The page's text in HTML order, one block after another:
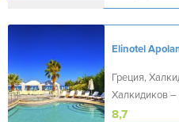
Elinotel
Греция,
Халкидиков
8,7